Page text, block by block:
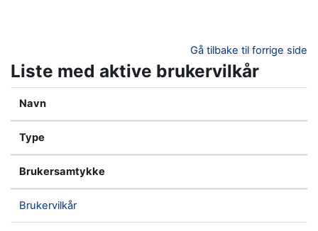
Gå tilbake til forrige side
Liste med aktive brukervilkår
Navn
Type
Brukersamtykke
Brukervilkår